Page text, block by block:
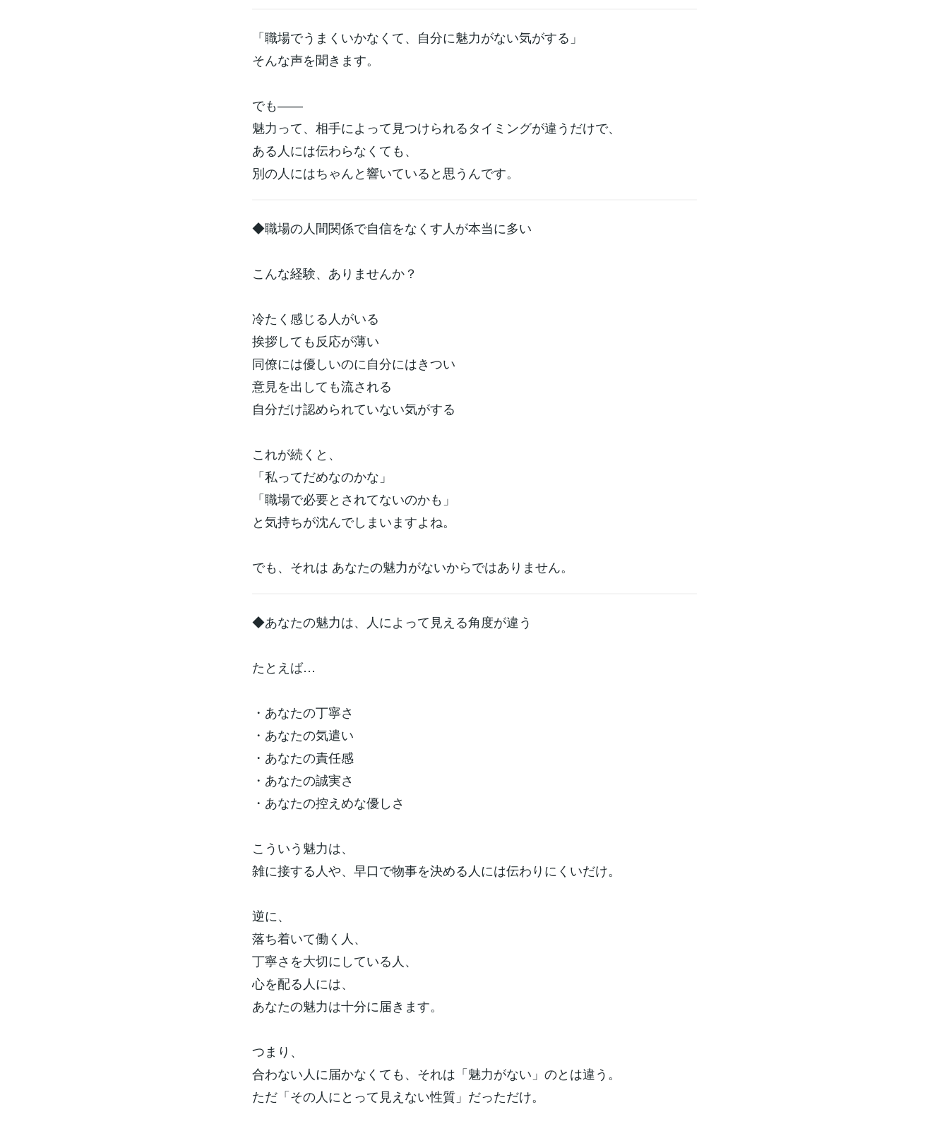
「職場でうまくいかなくて、自分に魅力がない気がする」
そんな声を聞きます。
でも――
魅力って、相手によって見つけられるタイミングが違うだけで、
ある人には伝わらなくても、
別の人にはちゃんと響いていると思うんです。
◆職場の人間関係で自信をなくす人が本当に多い
こんな経験、ありませんか？
冷たく感じる人がいる
挨拶しても反応が薄い
同僚には優しいのに自分にはきつい
意見を出しても流される
自分だけ認められていない気がする
これが続くと、
「私ってだめなのかな」
「職場で必要とされてないのかも」
と気持ちが沈んでしまいますよね。
でも、それは あなたの魅力がないからではありません。
◆あなたの魅力は、人によって見える角度が違う
たとえば…
・あなたの丁寧さ
・あなたの気遣い
・あなたの責任感
・あなたの誠実さ
・あなたの控えめな優しさ
こういう魅力は、
雑に接する人や、早口で物事を決める人には伝わりにくいだけ。
逆に、
落ち着いて働く人、
丁寧さを大切にしている人、
心を配る人には、
あなたの魅力は十分に届きます。
つまり、
合わない人に届かなくても、それは「魅力がない」のとは違う。
ただ「その人にとって見えない性質」だっただけ。